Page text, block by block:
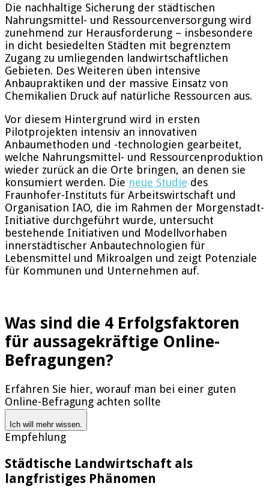
Die nachhaltige Sicherung der städtischen
Nahrungsmittel- und Ressourcenversorgung wird
zunehmend zur Herausforderung – insbesondere
in dicht besiedelten Städten mit begrenztem
Zugang zu umliegenden landwirtschaftlichen
Gebieten. Des Weiteren üben intensive
Anbaupraktiken und der massive Einsatz von
Chemikalien Druck auf natürliche Ressourcen aus.
Vor diesem Hintergrund wird in ersten
Pilotprojekten intensiv an innovativen
Anbaumethoden und -technologien gearbeitet,
welche Nahrungsmittel- und Ressourcenproduktion
wieder zurück an die Orte bringen, an denen sie
konsumiert werden. Die neue Studie des
Fraunhofer-Instituts für Arbeitswirtschaft und
Organisation IAO, die im Rahmen der Morgenstadt-
Initiative durchgeführt wurde, untersucht
bestehende Initiativen und Modellvorhaben
innerstädtischer Anbautechnologien für
Lebensmittel und Mikroalgen und zeigt Potenziale
für Kommunen und Unternehmen auf.
Was sind die 4 Erfolgsfaktoren
für aussagekräftige Online-
Befragungen?
Erfahren Sie hier, worauf man bei einer guten
Online-Befragung achten sollte
Ich will mehr wissen.
Empfehlung
Städtische Landwirtschaft als
langfristiges Phänomen